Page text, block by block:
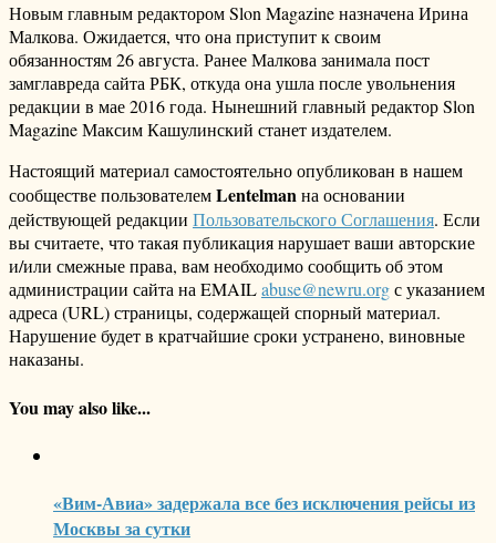
Новым главным редактором Slon Magazine назначена Ирина
Малкова. Ожидается, что она приступит к своим
обязанностям 26 августа. Ранее Малкова занимала пост
замглавреда сайта РБК, откуда она ушла после увольнения
редакции в мае 2016 года. Нынешний главный редактор Slon
Magazine Максим Кашулинский станет издателем.
Настоящий материал самостоятельно опубликован в нашем
сообществе пользователемLentelmanна основании
действующей редакции Пользовательского Соглашения. Если
вы считаете, что такая публикация нарушает ваши авторские
и/или смежные права, вам необходимо сообщить об этом
администрации сайта на EMAILabuse@newru.orgс указанием
адреса (URL) страницы, содержащей спорный материал.
Нарушение будет в кратчайшие сроки устранено, виновные
наказаны.
You may also like...
«Вим-Авиа» задержала все без исключения рейсы из
Москвы за сутки